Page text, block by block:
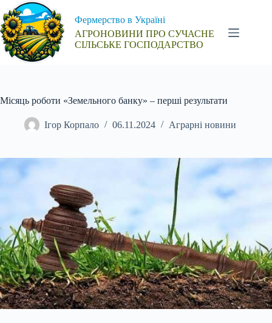
Перейти
до
вмісту
Фермерство в Україні
АГРОНОВИНИ ПРО СУЧАСНЕ
СІЛЬСЬКЕ ГОСПОДАРСТВО
Місяць роботи «Земельного банку» – перші результати
Ігор Корпало 06.11.2024 Аграрні новини